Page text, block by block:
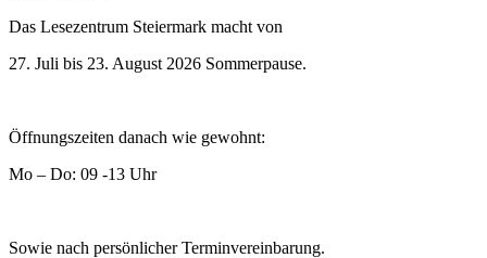
Das Lesezentrum Steiermark macht von
27. Juli bis 23. August 2026 Sommerpause.
Öffnungszeiten danach wie gewohnt:
Mo – Do: 09 -13 Uhr
Sowie nach persönlicher Terminvereinbarung.